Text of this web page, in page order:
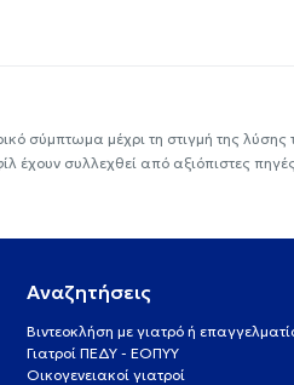
σύμπτωμα μέχρι τη στιγμή της λύσης
έχουν συλλεχθεί από αξιόπιστες
Αναζητήσεις
Βιντεοκλήση με γιατρό ή
Γιατροί ΠΕΔΥ - ΕΟΠΥΥ
Οικογενειακοί γιατροί